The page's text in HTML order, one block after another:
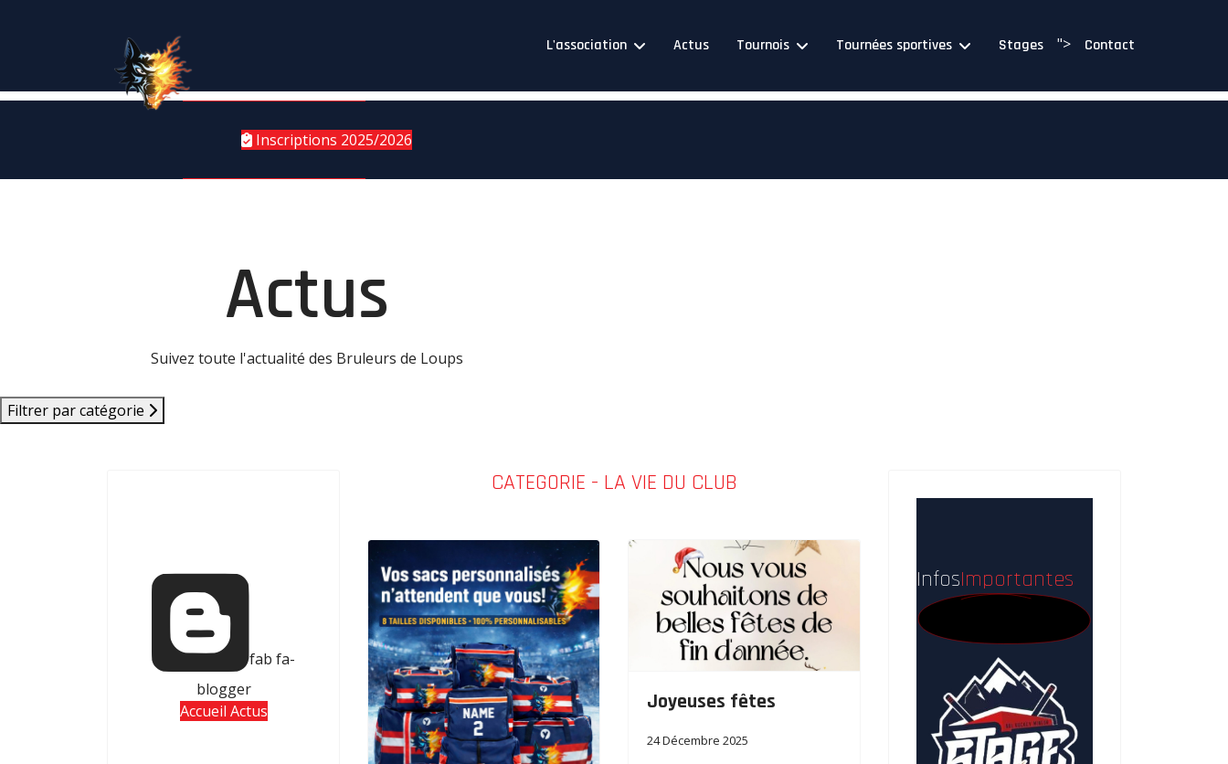
L'association Actus Tournois Tournées sportives Stages "> Contact
Inscriptions 2025/2026
Actus
Suivez toute l'actualité des Bruleurs de Loups
Filtrer par catégorie
fab fa-
blogger
Accueil Actus
CATEGORIE - LA VIE DU CLUB
Joyeuses fêtes
24 Décembre 2025
InfosImportantes